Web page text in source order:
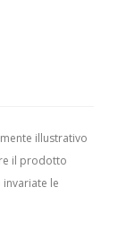
illustrativo
il prodotto
le